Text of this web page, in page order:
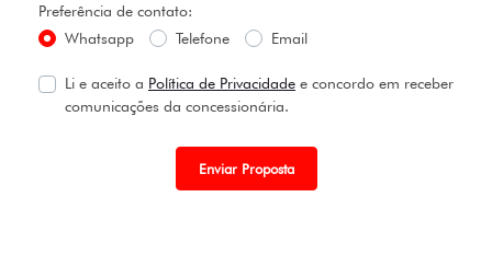
Preferência de contato:
Whatsapp
Telefone Email
Li e aceito a Política de Privacidade e concordo em receber
comunicações da concessionária.
Enviar Proposta